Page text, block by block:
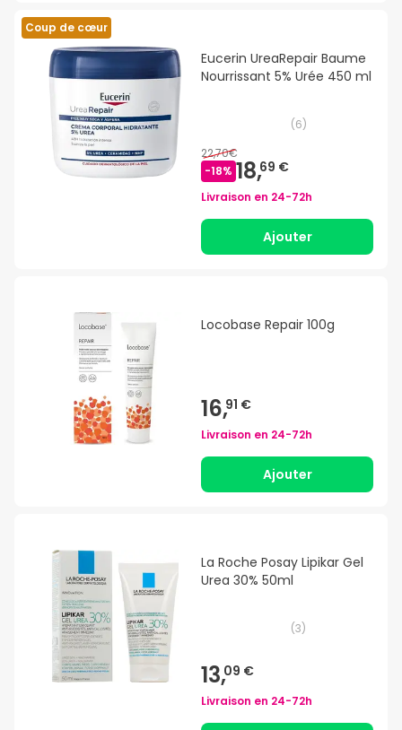
Coup de cœur
Eucerin UreaRepair Baume
Nourrissant 5% Urée 450 ml
(6)
22,70€
-18% 18,69 €
Livraison en 24-72h
Ajouter
Locobase Repair 100g
16,91 €
Livraison en 24-72h
Ajouter
La Roche Posay Lipikar Gel
Urea 30% 50ml
(3)
13,09 €
Livraison en 24-72h